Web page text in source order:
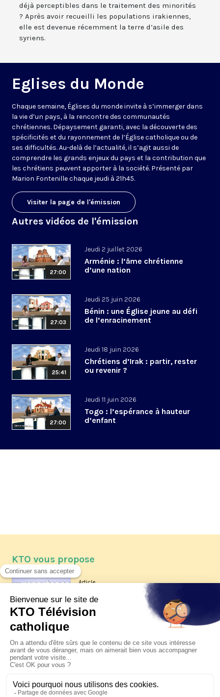
déjà perceptibles dans le traitement des minorités
? Après avoir recueilli les populations irakiennes,
elle est devenue récemment la terre d’asile des
syriens.
Eglises du Monde
Chaque semaine, Églises du monde invite à s’immerger dans
la vie d’un pays, à la rencontre des communautés
chrétiennes. Dépaysement garanti, avec la découverte des
spécificités et du rayonnement de l’Église catholique ou de
ses difficultés. Au-delà de l’actualité, il s’agit aussi de
comprendre les grands enjeux du pays et la contribution que
les chrétiens peuvent apporter à la société. Présenté par
Marion Fontenille chaque jeudi à 21h45.
Visiter la page de l'émission
Autres vidéos de l'émission
27:00
Jeudi 2 juillet 2026
Arménie : l’âme chrétienne
d’une nation
27:03
Jeudi 25 juin 2026
Bénin : une Église jeune au défi
de l’enracinement
25:41
Jeudi 18 juin 2026
Chrétiens d’Irak : partir, rester
ou revenir ?
27:00
Jeudi 11 juin 2026
Togo : l’espérance à hauteur
d’enfant
KTO vous propose
Article
Les reportages d'été 2026 de KTO
La visite pastorale du pape Léon
XIV à Assise à suivre sur KTO le
jeudi 6 août
Le pape en Uruguay, Argentine et
Pérou du 6 au 17 novembre 2026